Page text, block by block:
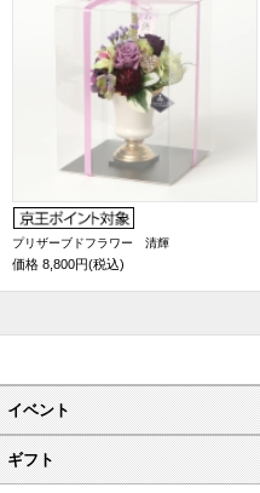
プリザーブドフラワー 清輝
価格 8,800円(税込)
イベント
ギフト